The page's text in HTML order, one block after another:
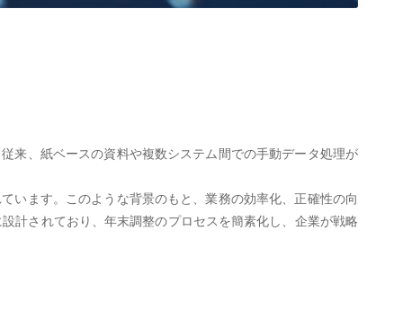
来、紙ベースの資料や複数システム間での手動データ処理が
います。このような背景のもと、業務の効率化、正確性の向
計されており、年末調整のプロセスを簡素化し、企業が戦略